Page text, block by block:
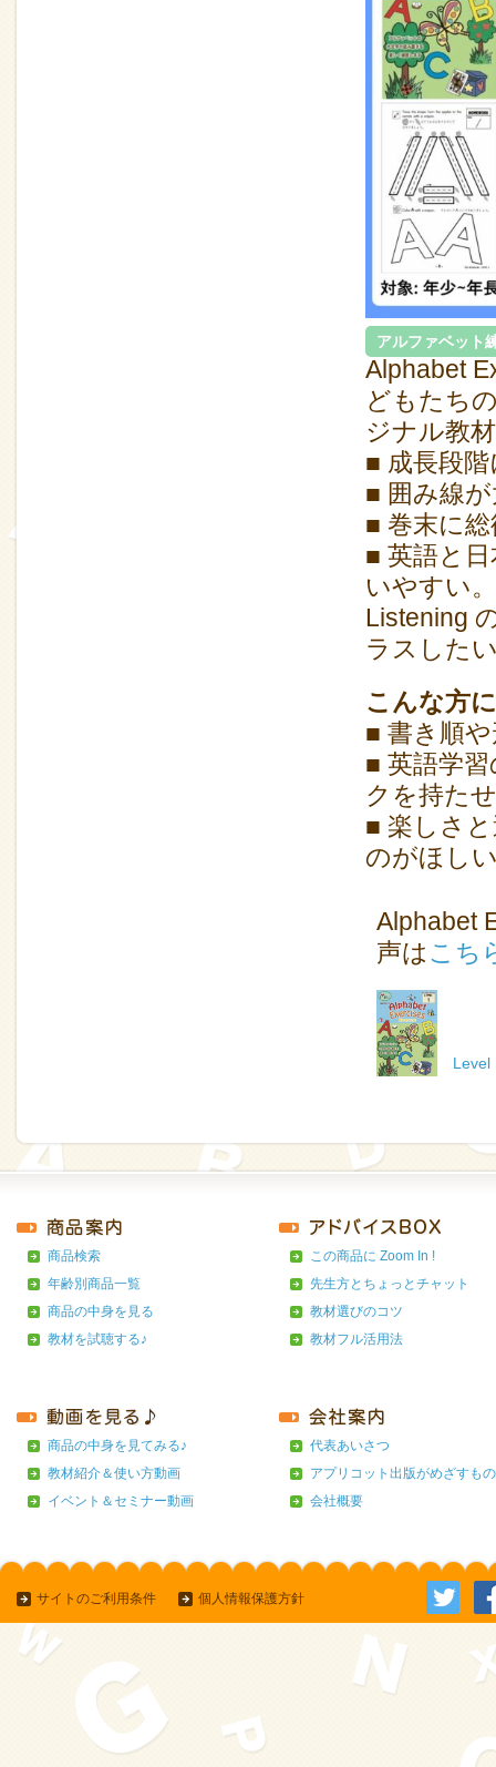
アルファベット
Alphabet
どもたち
ジナル教
■ 成長段
■ 囲み線
■ 巻末に
■ 英語と
いやすい。
Listening
ラスした
こんな方
■ 書き順
■ 英語学
クを持た
■ 楽しさ
のがほし
Alphabet
声はこち
商品検索
年齢別商品一覧
商品の中身を見る
教材を試聴する♪
この商品に Zoom In !
先生方とちょっとチャット
教材選びのコツ
教材フル活用法
商品の中身を見てみる♪
教材紹介＆使い方動画
イベント＆セミナー動画
代表あいさつ
アプリコット出版がめざすもの
会社概要
サイトのご利用条件 個人情報保護方針